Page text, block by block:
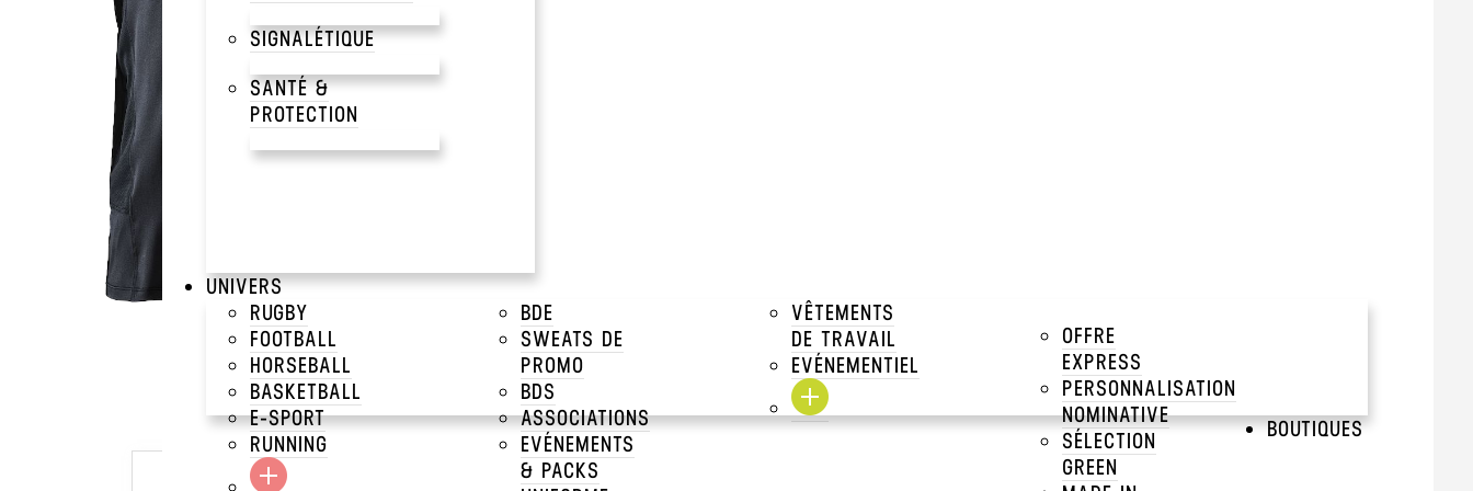
SIGNALÉTIQUE
SANTÉ &
PROTECTION
UNIVERS
RUGBY
FOOTBALL
HORSEBALL
BASKETBALL
E-SPORT
RUNNING
BDE
SWEATS DE
PROMO
BDS
ASSOCIATIONS
EVÉNEMENTS
& PACKS
VÊTEMENTS
DE TRAVAIL
EVÉNEMENTIEL
OFFRE
EXPRESS
PERSONNALISATION
NOMINATIVE
SÉLECTION
GREEN
BOUTIQUES
TARIFS DÉGRESSIFS
TARIFS DÉGRESSIFS MARQUAGES
add